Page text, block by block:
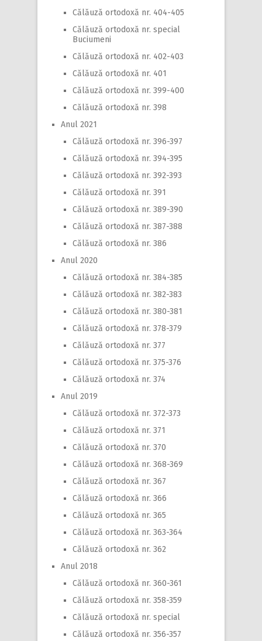
Călăuză ortodoxă nr. 404-405
Călăuză ortodoxă nr. special
Buciumeni
Călăuză ortodoxă nr. 402-403
Călăuză ortodoxă nr. 401
Călăuză ortodoxă nr. 399-400
Călăuză ortodoxă nr. 398
Anul 2021
Călăuză ortodoxă nr. 396-397
Călăuză ortodoxă nr. 394-395
Călăuză ortodoxă nr. 392-393
Călăuză ortodoxă nr. 391
Călăuză ortodoxă nr. 389-390
Călăuză ortodoxă nr. 387-388
Călăuză ortodoxă nr. 386
Anul 2020
Călăuză ortodoxă nr. 384-385
Călăuză ortodoxă nr. 382-383
Călăuză ortodoxă nr. 380-381
Călăuză ortodoxă nr. 378-379
Călăuză ortodoxă nr. 377
Călăuză ortodoxă nr. 375-376
Călăuză ortodoxă nr. 374
Anul 2019
Călăuză ortodoxă nr. 372-373
Călăuză ortodoxă nr. 371
Călăuză ortodoxă nr. 370
Călăuză ortodoxă nr. 368-369
Călăuză ortodoxă nr. 367
Călăuză ortodoxă nr. 366
Călăuză ortodoxă nr. 365
Călăuză ortodoxă nr. 363-364
Călăuză ortodoxă nr. 362
Anul 2018
Călăuză ortodoxă nr. 360-361
Călăuză ortodoxă nr. 358-359
Călăuză ortodoxă nr. special
Călăuză ortodoxă nr. 356-357